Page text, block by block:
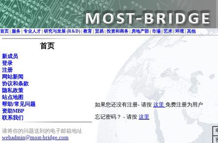
首页 服务 专业人才 研究与发展 (R&D) 教育 贸易 投资和商务 房地产部 市場|艺术|环境| 其他
首页
新成员
登录
注册
网站新闻
协议和条款
隐私政策
站点地图
帮助/常见问题
资助MBP
联系我们
请将你的问题送到的电子邮箱地址
webadmin@most-bridge.com
如果您还没有注册- 请按 这里 免费注册为用户
忘记密码？ - 请按 这里